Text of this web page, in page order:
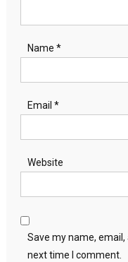
Name *
Email *
Website
Save my name,
next time I comment.